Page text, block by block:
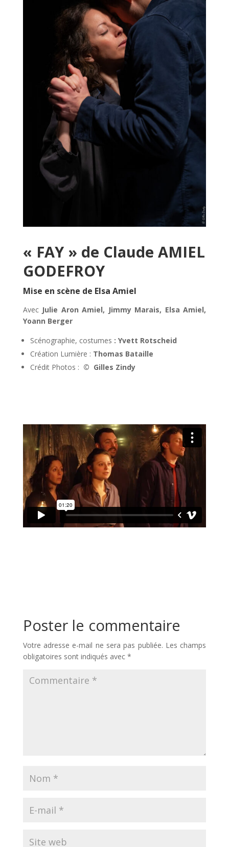
« FAY » de Claude AMIEL
GODEFROY
Mise en scène de Elsa Amiel
Avec Julie Aron Amiel, Jimmy Marais, Elsa Amiel,
Yoann Berger
Scénographie, costumes : Yvett Rotscheid
Création Lumière : Thomas Bataille
Crédit Photos : © Gilles Zindy
Poster le commentaire
Votre adresse e-mail ne sera pas publiée. Les champs
obligatoires sont indiqués avec *